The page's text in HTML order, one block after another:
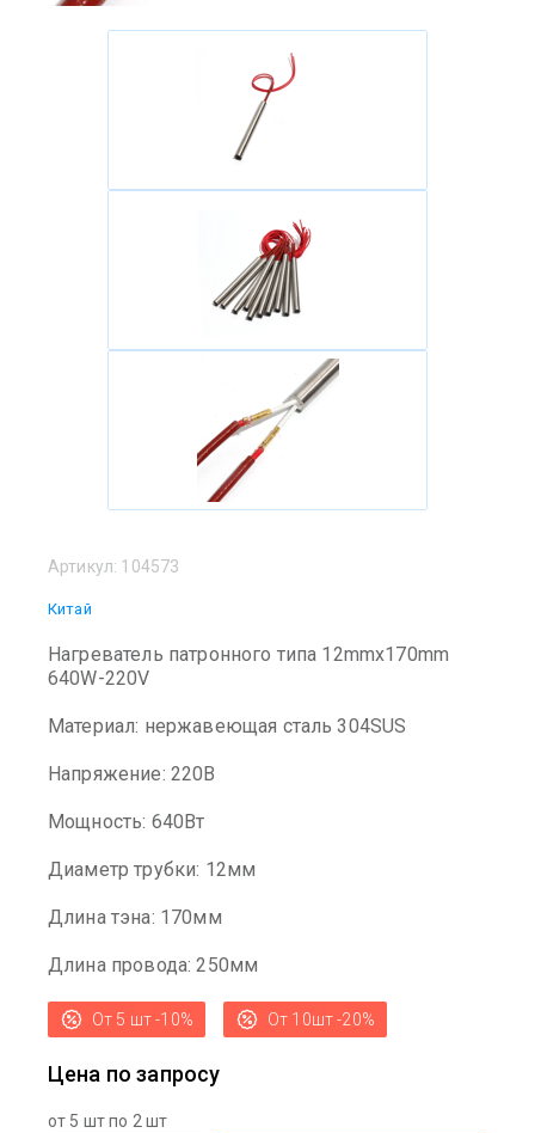
Артикул: 104573
Китай
Нагреватель патронного типа 12mmx170mm
640W-220V
Материал: нержавеющая сталь 304SUS
Напряжение: 220В
Мощность: 640Вт
Диаметр трубки: 12мм
Длина тэна: 170мм
Длина провода: 250мм
От 5 шт -10% От 10шт -20%
Цена по запросу
от 5 шт по 2 шт